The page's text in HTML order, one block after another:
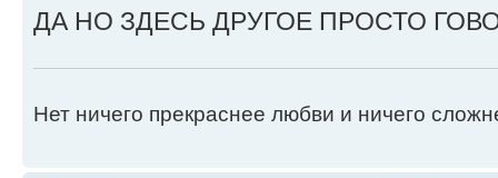
ДА НО ЗДЕСЬ ДРУГОЕ ПРОСТО
Нет ничего прекраснее любви и ничего